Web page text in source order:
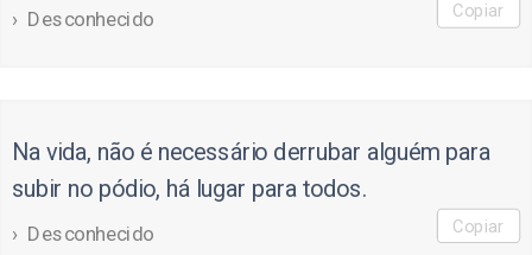
Desconhecido Copiar
Na vida, não é necessário derrubar alguém para
subir no pódio, há lugar para todos.
Desconhecido Copiar